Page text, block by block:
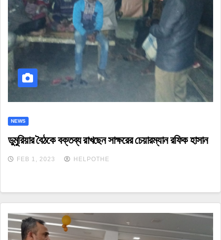
NEWS
ডুমুরিয়ার বৈঠকে বক্তব্য রাখছেন সাক্ষরের চেয়ারম্যান রফিক হাসান
FEB 1, 2023 HELPOTHE